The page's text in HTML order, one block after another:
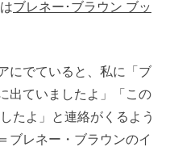
ブレネー･ブラウン ブッ
にでていると、私に「ブ
出ていましたよ」「この
たよ」と連絡がくるよう
ブレネー・ブラウンのイ